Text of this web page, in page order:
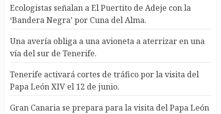
Ecologistas señalan a El Puertito de Adeje con la
‘Bandera Negra’ por Cuna del Alma.
Una avería obliga a una avioneta a aterrizar en una
vía del sur de Tenerife.
Tenerife activará cortes de tráfico por la visita del
Papa León XIV el 12 de junio.
Gran Canaria se prepara para la visita del Papa León